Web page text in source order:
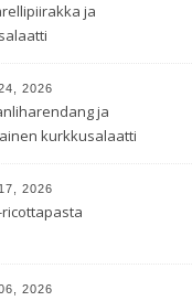
ja
2026
ja
kurkkusalaatti
2026
2026